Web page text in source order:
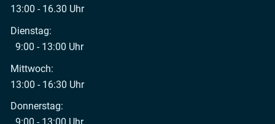
13:00 - 16.30 Uhr
Dienstag:
9:00 - 13:00 Uhr
Mittwoch:
13:00 - 16:30 Uhr
Donnerstag: